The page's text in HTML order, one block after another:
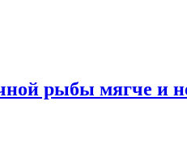
рыбы мягче и